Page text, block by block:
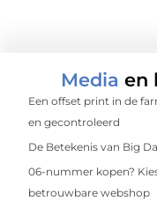
Media en
Een offset print in de
en gecontroleerd
De Betekenis van Big
06-nummer kopen?
betrouwbare webshop